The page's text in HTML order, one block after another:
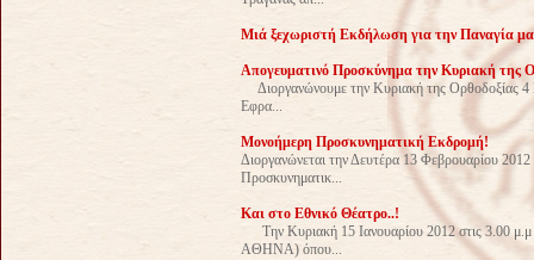
Μιά ξεχωριστή Εκδήλωση για την Παναγία
Απογευματινό Προσκύνημα την Κυριακή της
Διοργανώνουμε την Κυριακή της Ορθοδοξίας
Εφρα...
Μονοήμερη Προσκυνηματική Εκδρομή!
Διοργανώνεται την Δευτέρα 13 Φεβρουαρίου
Προσκυνηματικ...
Και στο Εθνικό Θέατρο..!
Την Κυριακή 15 Ιανουαρίου 2012 στις 3.00
ΑΘΗΝΑ) όπου...